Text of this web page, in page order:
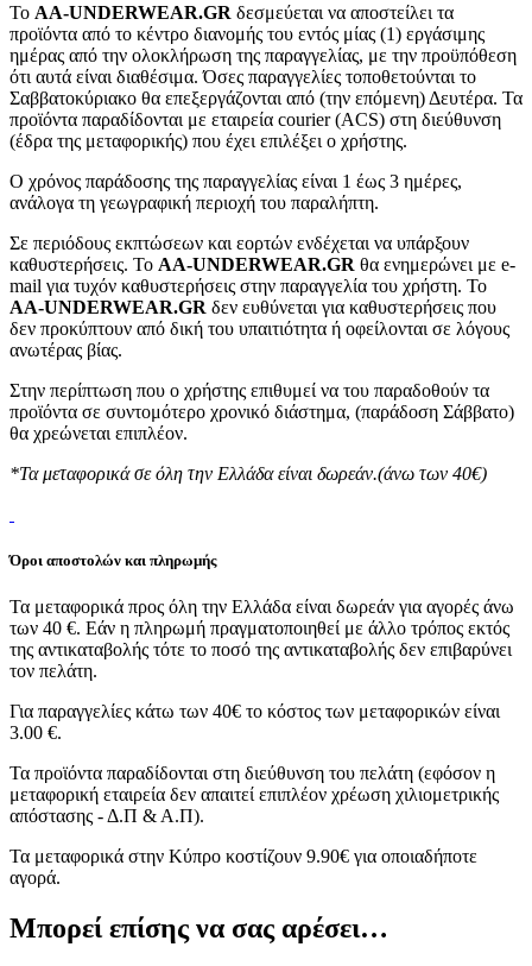
To AA-UNDERWEAR.GR δεσμεύεται να αποστείλει τα
προϊόντα από το κέντρο διανομής του εντός μίας (1) εργάσιμης
ημέρας από την ολοκλήρωση της παραγγελίας, με την προϋπόθεση
ότι αυτά είναι διαθέσιμα. Όσες παραγγελίες τοποθετούνται το
Σαββατοκύριακο θα επεξεργάζονται από (την επόμενη) Δευτέρα. Τα
προϊόντα παραδίδονται με εταιρεία courier (ACS) στη διεύθυνση
(έδρα της μεταφορικής) που έχει επιλέξει ο χρήστης.
Ο χρόνος παράδοσης της παραγγελίας είναι 1 έως 3 ημέρες,
ανάλογα τη γεωγραφική περιοχή του παραλήπτη.
Σε περιόδους εκπτώσεων και εορτών ενδέχεται να υπάρξουν
καθυστερήσεις. Το AA-UNDERWEAR.GR θα ενημερώνει με e-
mail για τυχόν καθυστερήσεις στην παραγγελία του χρήστη. Το
AA-UNDERWEAR.GR δεν ευθύνεται για καθυστερήσεις που
δεν προκύπτουν από δική του υπαιτιότητα ή οφείλονται σε λόγους
ανωτέρας βίας.
Στην περίπτωση που ο χρήστης επιθυμεί να του παραδοθούν τα
προϊόντα σε συντομότερο χρονικό διάστημα, (παράδοση Σάββατο)
θα χρεώνεται επιπλέον.
*Τα μεταφορικά σε όλη την Ελλάδα είναι δωρεάν.(άνω των 40€)
Όροι αποστολών και πληρωμής
Τα μεταφορικά προς όλη την Ελλάδα είναι δωρεάν για αγορές άνω
των 40 €. Εάν η πληρωμή πραγματοποιηθεί με άλλο τρόπος εκτός
της αντικαταβολής τότε το ποσό της αντικαταβολής δεν επιβαρύνει
τον πελάτη.
Για παραγγελίες κάτω των 40€ το κόστος των μεταφορικών είναι
3.00 €.
Τα προϊόντα παραδίδονται στη διεύθυνση του πελάτη (εφόσον η
μεταφορική εταιρεία δεν απαιτεί επιπλέον χρέωση χιλιομετρικής
απόστασης - Δ.Π & Α.Π).
Τα μεταφορικά στην Κύπρο κοστίζουν 9.90€ για οποιαδήποτε
αγορά.
Μπορεί επίσης να σας αρέσει…